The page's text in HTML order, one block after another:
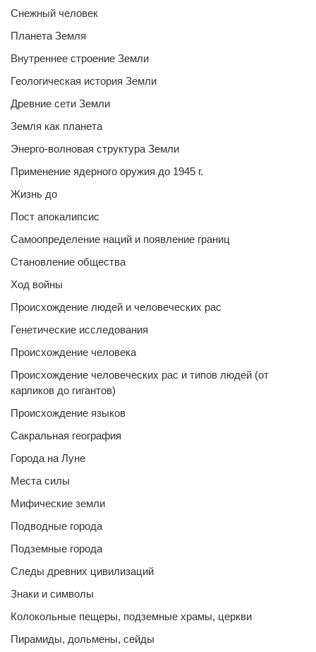
Снежный человек
Планета Земля
Внутреннее строение Земли
Геологическая история Земли
Древние сети Земли
Земля как планета
Энерго-волновая структура Земли
Применение ядерного оружия до 1945 г.
Жизнь до
Пост апокалипсис
Самоопределение наций и появление границ
Становление общества
Ход войны
Происхождение людей и человеческих рас
Генетические исследования
Происхождение человека
Происхождение человеческих рас и типов людей (от
карликов до гигантов)
Происхождение языков
Сакральная география
Города на Луне
Места силы
Мифические земли
Подводные города
Подземные города
Следы древних цивилизаций
Знаки и символы
Колокольные пещеры, подземные храмы, церкви
Пирамиды, дольмены, сейды